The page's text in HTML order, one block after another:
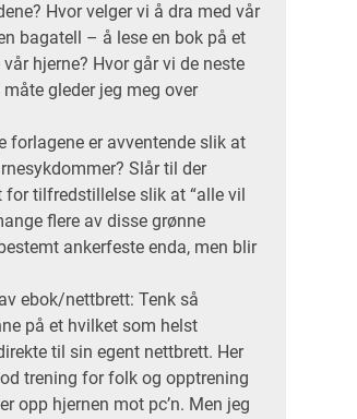
Hvor velger vi å dra med vår
bagatell – å lese en bok på et
hjerne? Hvor går vi de neste
gleder jeg meg over
forlagene er avventende slik at
Slår til der
tilfredstillelse slik at “alle vil
flere av disse grønne
ankerfeste enda, men blir
ebok/nettbrett: Tenk så
på et hvilket som helst
til sin egent nettbrett. Her
trening for folk og opptrening
opp hjernen mot pc’n. Men jeg